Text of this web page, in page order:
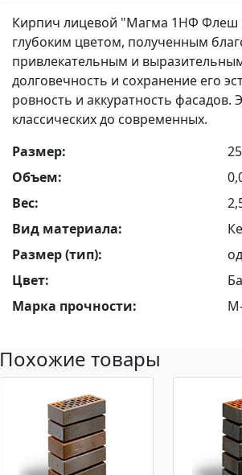
Кирпич лицевой "Магма 1НФ Флеш
глубоким цветом, полученным
привлекательным и
долговечность и сохранение его
ровность и аккуратность
классических до современных.
Размер:
Объем:
Вес:
Вид материала:
Размер (тип):
Цвет:
Марка прочности:
Похожие товары